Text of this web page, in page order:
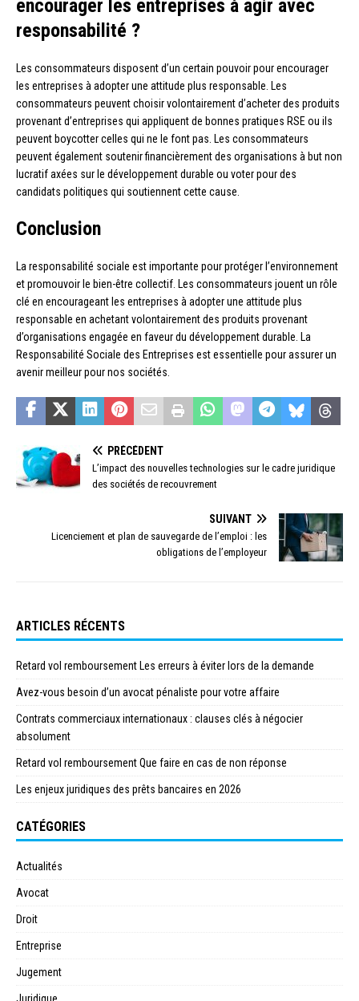
encourager les entreprises à agir avec
responsabilité ?
Les consommateurs disposent d’un certain pouvoir pour encourager
les entreprises à adopter une attitude plus responsable. Les
consommateurs peuvent choisir volontairement d’acheter des produits
provenant d’entreprises qui appliquent de bonnes pratiques RSE ou ils
peuvent boycotter celles qui ne le font pas. Les consommateurs
peuvent également soutenir financièrement des organisations à but non
lucratif axées sur le développement durable ou voter pour des
candidats politiques qui soutiennent cette cause.
Conclusion
La responsabilité sociale est importante pour protéger l’environnement
et promouvoir le bien-être collectif. Les consommateurs jouent un rôle
clé en encourageant les entreprises à adopter une attitude plus
responsable en achetant volontairement des produits provenant
d’organisations engagée en faveur du développement durable. La
Responsabilité Sociale des Entreprises est essentielle pour assurer un
avenir meilleur pour nos sociétés.
PRÉCÉDENT
L’impact des nouvelles technologies sur le cadre juridique
des sociétés de recouvrement
SUIVANT
Licenciement et plan de sauvegarde de l’emploi : les
obligations de l’employeur
ARTICLES RÉCENTS
Retard vol remboursement Les erreurs à éviter lors de la demande
Avez-vous besoin d’un avocat pénaliste pour votre affaire
Contrats commerciaux internationaux : clauses clés à négocier
absolument
Retard vol remboursement Que faire en cas de non réponse
Les enjeux juridiques des prêts bancaires en 2026
CATÉGORIES
Actualités
Avocat
Droit
Entreprise
Jugement